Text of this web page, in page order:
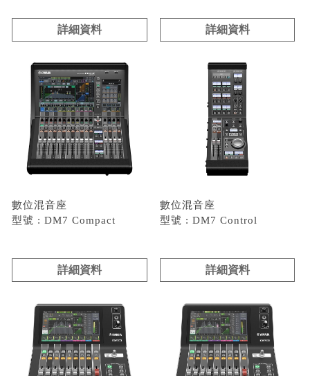
詳細資料 詳細資料
數位混音座
型號 : DM7 Compact
詳細資料
數位混音座
型號 : DM7 Control
詳細資料